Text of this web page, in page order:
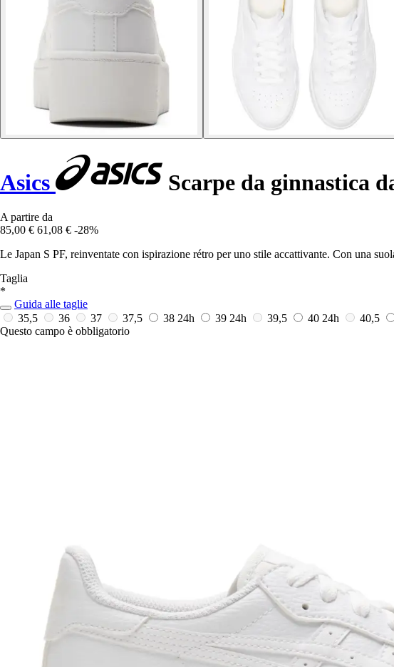
Asics Scarpe da ginnastica
A partire da
85,00 € 61,08 € -28%
Le Japan S PF, reinventate con ispirazione rétro per uno stile accattivante. Con una
Taglia
*
Guida alle taglie
35,5
36 37 37,5 38 24h 39 24h 39,5 40 24h 40,5
Questo campo è obbligatorio